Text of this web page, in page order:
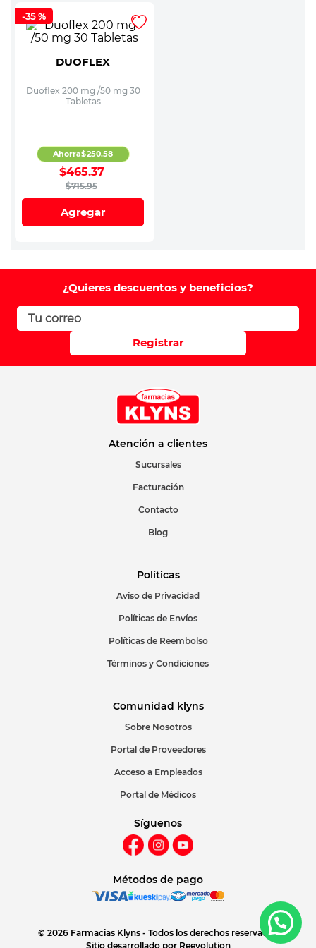
-35 %
DUOFLEX
Duoflex 200 mg /50 mg 30
Tabletas
$715.95
$465.37
Ahorra$250.58
Agregar
¿Quieres descuentos y beneficios?
Registrar
Atención a clientes
Sucursales
Facturación
Contacto
Blog
Políticas
Aviso de Privacidad
Políticas de Envíos
Políticas de Reembolso
Términos y Condiciones
Comunidad klyns
Sobre Nosotros
Portal de Proveedores
Acceso a Empleados
Portal de Médicos
Síguenos
Métodos de pago
© 2026 Farmacias Klyns - Todos los derechos reservados
Sitio desarrollado por Reevolution